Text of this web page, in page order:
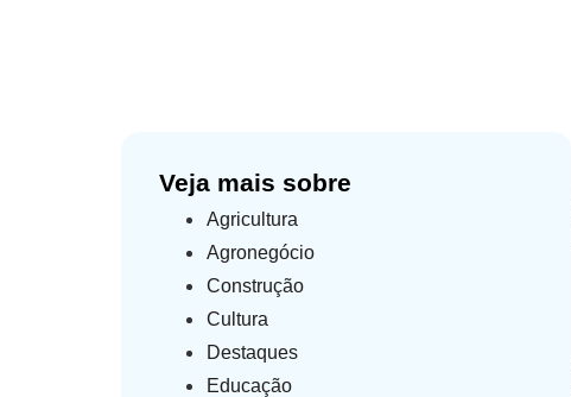
Veja mais sobre
Agricultura
Agronegócio
Construção
Cultura
Destaques
Educação